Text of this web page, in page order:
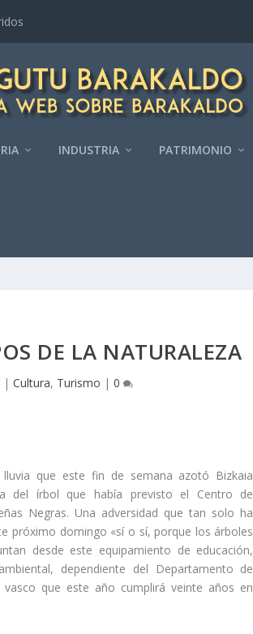
INDUSTRIA PATRIMONIO
DE LA NATURALEZA
|Cultura, Turismo |0
que este fin de semana azotó Bizkaia
del írbol que habí­a previsto el Centro de
Negras. Una adversidad que tan solo ha
próximo domingo «sí­ o sí­, porque los árboles
desde este equipamiento de educación,
dependiente del Departamento de
que este año cumplirá veinte años en